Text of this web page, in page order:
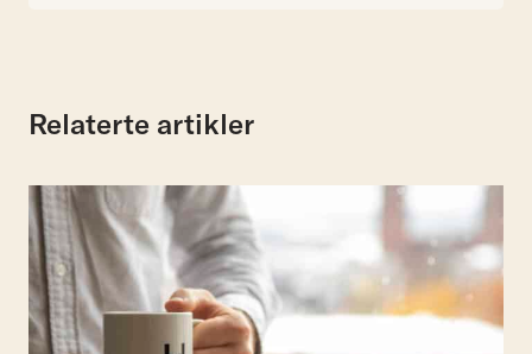
Relaterte artikler